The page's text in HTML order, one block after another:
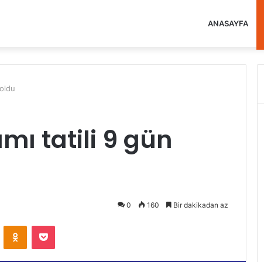
ANASAYFA
tatili 9 gün
0 160 Bir dakikadan az
Odnoklassniki
Pocket